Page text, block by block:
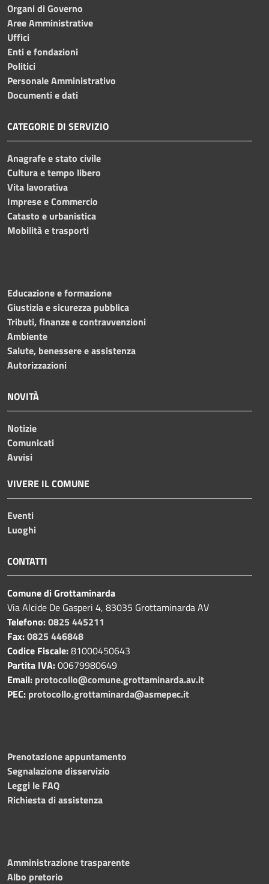
Organi di Governo
Aree Amministrative
Uffici
Enti e fondazioni
Politici
Personale Amministrativo
Documenti e dati
CATEGORIE DI SERVIZIO
Anagrafe e stato civile
Cultura e tempo libero
Vita lavorativa
Imprese e Commercio
Catasto e urbanistica
Mobilità e trasporti
Educazione e formazione
Giustizia e sicurezza pubblica
Tributi, finanze e contravvenzioni
Ambiente
Salute, benessere e assistenza
Autorizzazioni
NOVITÀ
Notizie
Comunicati
Avvisi
VIVERE IL COMUNE
Eventi
Luoghi
CONTATTI
Comune di Grottaminarda
Via Alcide De Gasperi 4, 83035 Grottaminarda AV
Telefono:0825 445211
Fax:0825 446848
Codice Fiscale:81000450643
Partita IVA:00679980649
Email: protocollo@comune.grottaminarda.av.it
PEC: protocollo.grottaminarda@asmepec.it
Prenotazione appuntamento
Segnalazione disservizio
Leggi le FAQ
Richiesta di assistenza
Amministrazione trasparente
Albo pretorio